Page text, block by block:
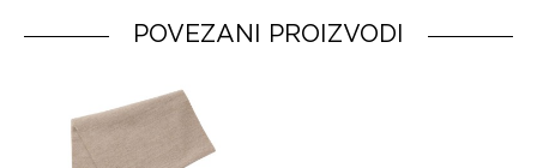
POVEZANI PROIZVODI